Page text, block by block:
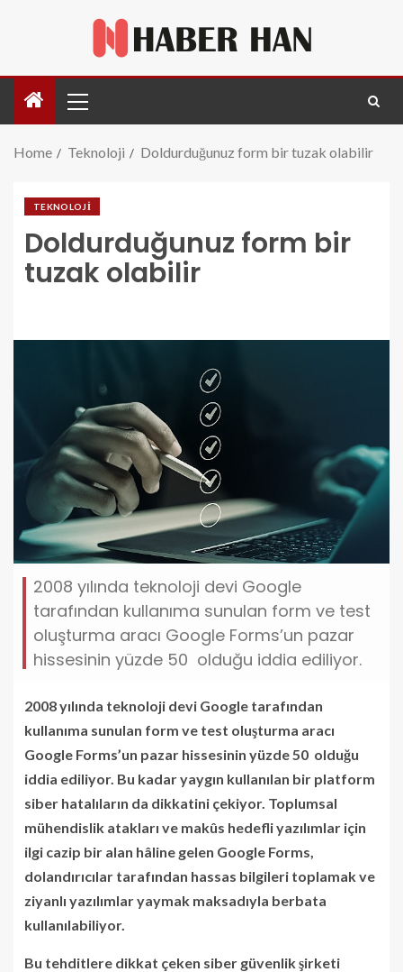
Home Teknoloji Doldurduğunuz form bir tuzak olabilir
TEKNOLOJI
Doldurduğunuz form bir
tuzak olabilir
2008 yılında teknoloji devi Google
tarafından kullanıma sunulan form ve test
oluşturma aracı Google Forms’un pazar
hissesinin yüzde 50 olduğu iddia ediliyor.
2008 yılında teknoloji devi Google tarafından
kullanıma sunulan form ve test oluşturma aracı
Google Forms’un pazar hissesinin yüzde 50 olduğu
iddia ediliyor. Bu kadar yaygın kullanılan bir platform
siber hatalıların da dikkatini çekiyor. Toplumsal
mühendislik atakları ve makûs hedefli yazılımlar için
ilgi cazip bir alan hâline gelen Google Forms,
dolandırıcılar tarafından hassas bilgileri toplamak ve
ziyanlı yazılımlar yaymak maksadıyla berbata
kullanılabiliyor.
Bu tehditlere dikkat çeken siber güvenlik şirketi